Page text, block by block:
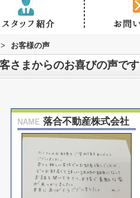
> お客様の声
さまからのお喜びの声です
NAME 落合不動産株式会社